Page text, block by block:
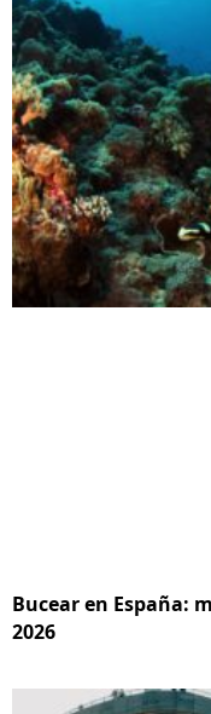
Bucear en España:
2026